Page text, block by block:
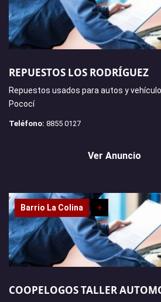
REPUESTOS LOS RODRÍGUEZ
Repuestos usados para autos y
Pococí
Teléfono: 8855 0127
Ver Anuncio
Barrio La Colina +
COOPELOGOS TALLER